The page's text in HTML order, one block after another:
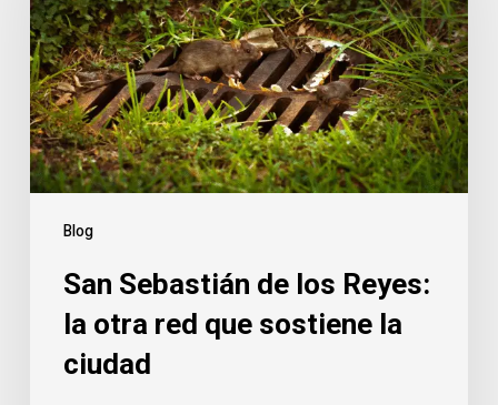
Blog
San Sebastián de los Reyes:
la otra red que sostiene la
ciudad